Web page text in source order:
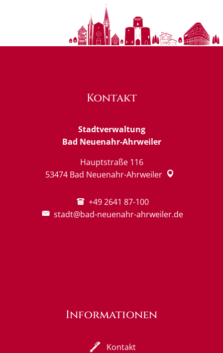
Kontakt
Stadtverwaltung
Bad Neuenahr-Ahrweiler
Hauptstraße 116
53474 Bad Neuenahr-Ahrweiler
+49 2641 87-100
stadt@bad-neuenahr-ahrweiler.de
Informationen
Kontakt